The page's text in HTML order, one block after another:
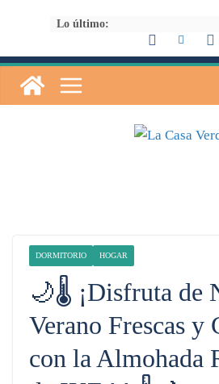
contenido
Lo último:
DORMITORIO HOGAR
🌙🌡️ ¡Disfruta de
Verano Frescas y
con la Almohada